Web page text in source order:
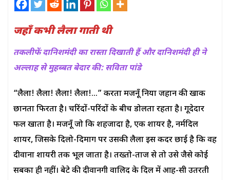
जहाँ कभी लैला गाती थी
तकलीफें दानिशमंदी का रास्ता दिखाती हैं और दानिशमंदी ही ने
अल्लाह से मुहब्बत बेदार की: सविता पांडे
“लैला! लैला! लैला! लैला!…” करता मजनूँ दुनिया जहान की खाक
छानता फिरता है। चरिंदों-परिंदों के बीच डोलता रहता है। गूदेदार
फल खाता है। मजनूँ जो कि शहजादा है, एक शायर है, नर्मदिल
शायर, जिसके दिलो-दिमाग पर उसकी लैला इस कदर छाई है कि वह
दीवाना शायरी तक भूल जाता है। तख्तो-ताज से तो उसे जैसे कोई
सबका ही नहीं। बेटे की दीवानगी वालिद के दिल में आह-सी उतरती